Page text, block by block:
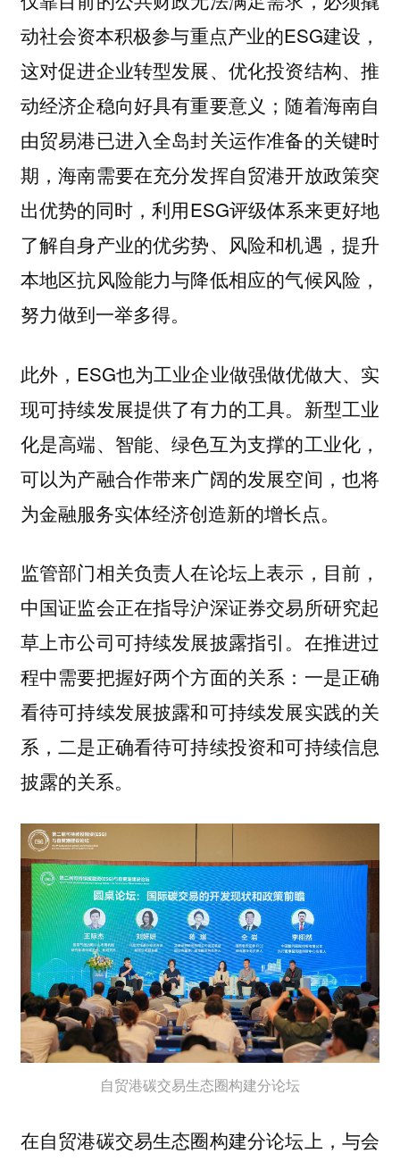
动社会资本积极参与重点产业的ESG建设，
这对促进企业转型发展、优化投资结构、推
动经济企稳向好具有重要意义；随着海南自
由贸易港已进入全岛封关运作准备的关键时
期，海南需要在充分发挥自贸港开放政策突
出优势的同时，利用ESG评级体系来更好地
了解自身产业的优劣势、风险和机遇，提升
本地区抗风险能力与降低相应的气候风险，
努力做到一举多得。
此外，ESG也为工业企业做强做优做大、实
现可持续发展提供了有力的工具。新型工业
化是高端、智能、绿色互为支撑的工业化，
可以为产融合作带来广阔的发展空间，也将
为金融服务实体经济创造新的增长点。
监管部门相关负责人在论坛上表示，目前，
中国证监会正在指导沪深证券交易所研究起
草上市公司可持续发展披露指引。在推进过
程中需要把握好两个方面的关系：一是正确
看待可持续发展披露和可持续发展实践的关
系，二是正确看待可持续投资和可持续信息
披露的关系。
自贸港碳交易生态圈构建分论坛
在自贸港碳交易生态圈构建分论坛上，与会